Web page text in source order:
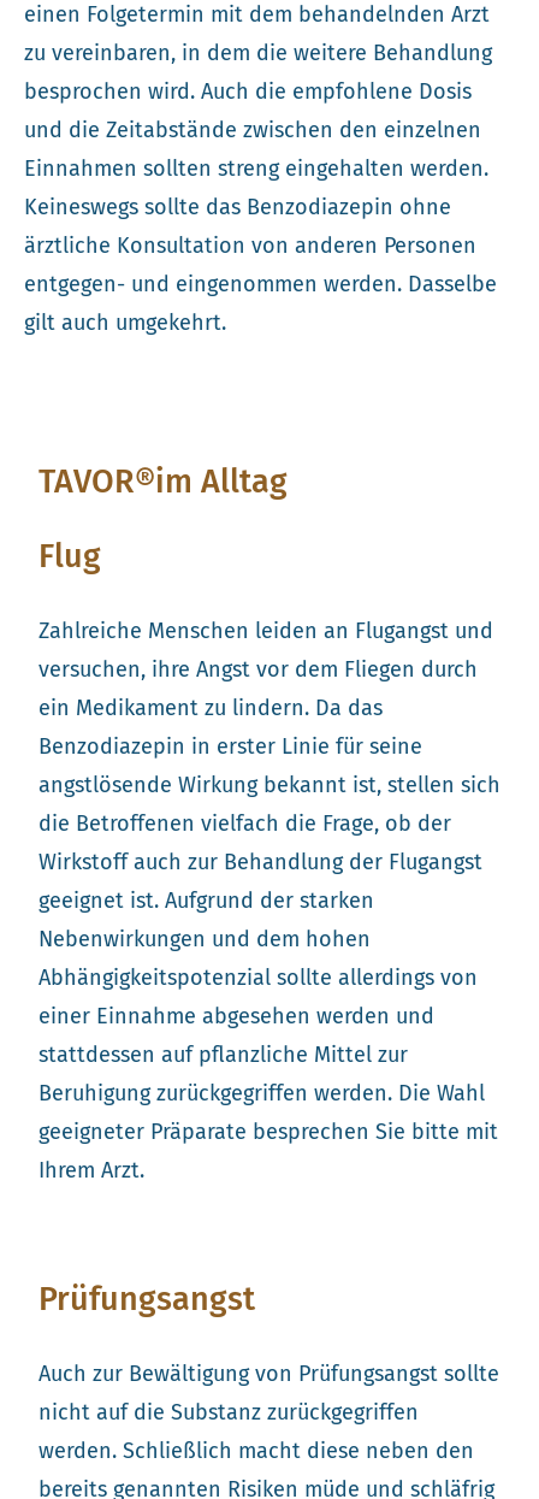
einen Folgetermin mit dem behandelnden Arzt
zu vereinbaren, in dem die weitere Behandlung
besprochen wird. Auch die empfohlene Dosis
und die Zeitabstände zwischen den einzelnen
Einnahmen sollten streng eingehalten werden.
Keineswegs sollte das Benzodiazepin ohne
ärztliche Konsultation von anderen Personen
entgegen- und eingenommen werden. Dasselbe
gilt auch umgekehrt.
TAVOR®im Alltag
Flug
Zahlreiche Menschen leiden an Flugangst und
versuchen, ihre Angst vor dem Fliegen durch
ein Medikament zu lindern. Da das
Benzodiazepin in erster Linie für seine
angstlösende Wirkung bekannt ist, stellen sich
die Betroffenen vielfach die Frage, ob der
Wirkstoff auch zur Behandlung der Flugangst
geeignet ist. Aufgrund der starken
Nebenwirkungen und dem hohen
Abhängigkeitspotenzial sollte allerdings von
einer Einnahme abgesehen werden und
stattdessen auf pflanzliche Mittel zur
Beruhigung zurückgegriffen werden. Die Wahl
geeigneter Präparate besprechen Sie bitte mit
Ihrem Arzt.
Prüfungsangst
Auch zur Bewältigung von Prüfungsangst sollte
nicht auf die Substanz zurückgegriffen
werden. Schließlich macht diese neben den
bereits genannten Risiken müde und schläfrig